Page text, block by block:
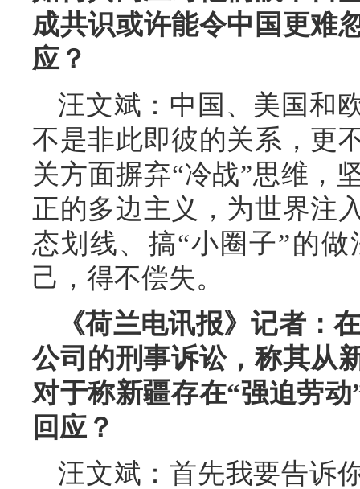
成共识或许能令中国更难
应？
汪文斌：中国、美国和
不是非此即彼的关系，更
关方面摒弃“冷战”思维，
正的多边主义，为世界注
态划线、搞“小圈子”的
己，得不偿失。
《荷兰电讯报》记者：
公司的刑事诉讼，称其从
对于称新疆存在“强迫劳
回应？
汪文斌：首先我要告诉